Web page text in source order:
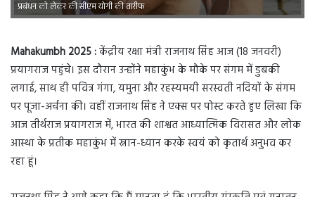
प्रबंधन को लेकर की सीएम योगी की तारीफ
Mahakumbh 2025 :केंद्रीय रक्षा मंत्री राजनाथ सिंह आज (18 जनवरी)
प्रयागराज पहुंचे। इस दौरान उन्होंने महाकुंभ के मौके पर संगम में डुबकी
लगाई, साथ ही पवित्र गंगा, यमुना और रहस्यमयी सरस्वती नदियों के संगम
पर पूजा-अर्चना की। वहीं राजनाथ सिंह ने एक्स पर पोस्ट करते हुए लिखा कि
आज तीर्थराज प्रयागराज में, भारत की शाश्वत आध्यात्मिक विरासत और लोक
आस्था के प्रतीक महाकुंभ में स्नान-ध्यान करके स्वयं को कृतार्थ अनुभव कर
रहा हूं।